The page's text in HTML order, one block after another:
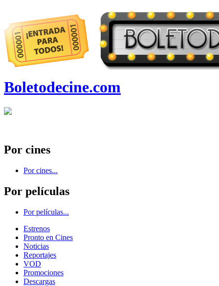
Boletodecine.com
Por cines
Por cines...
Por películas
Por películas...
Estrenos
Pronto en Cines
Noticias
Reportajes
VOD
Promociones
Descargas